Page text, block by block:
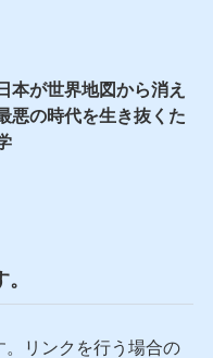
本が世界地図から消え
の時代を生き抜くた
リンクを行う場合の